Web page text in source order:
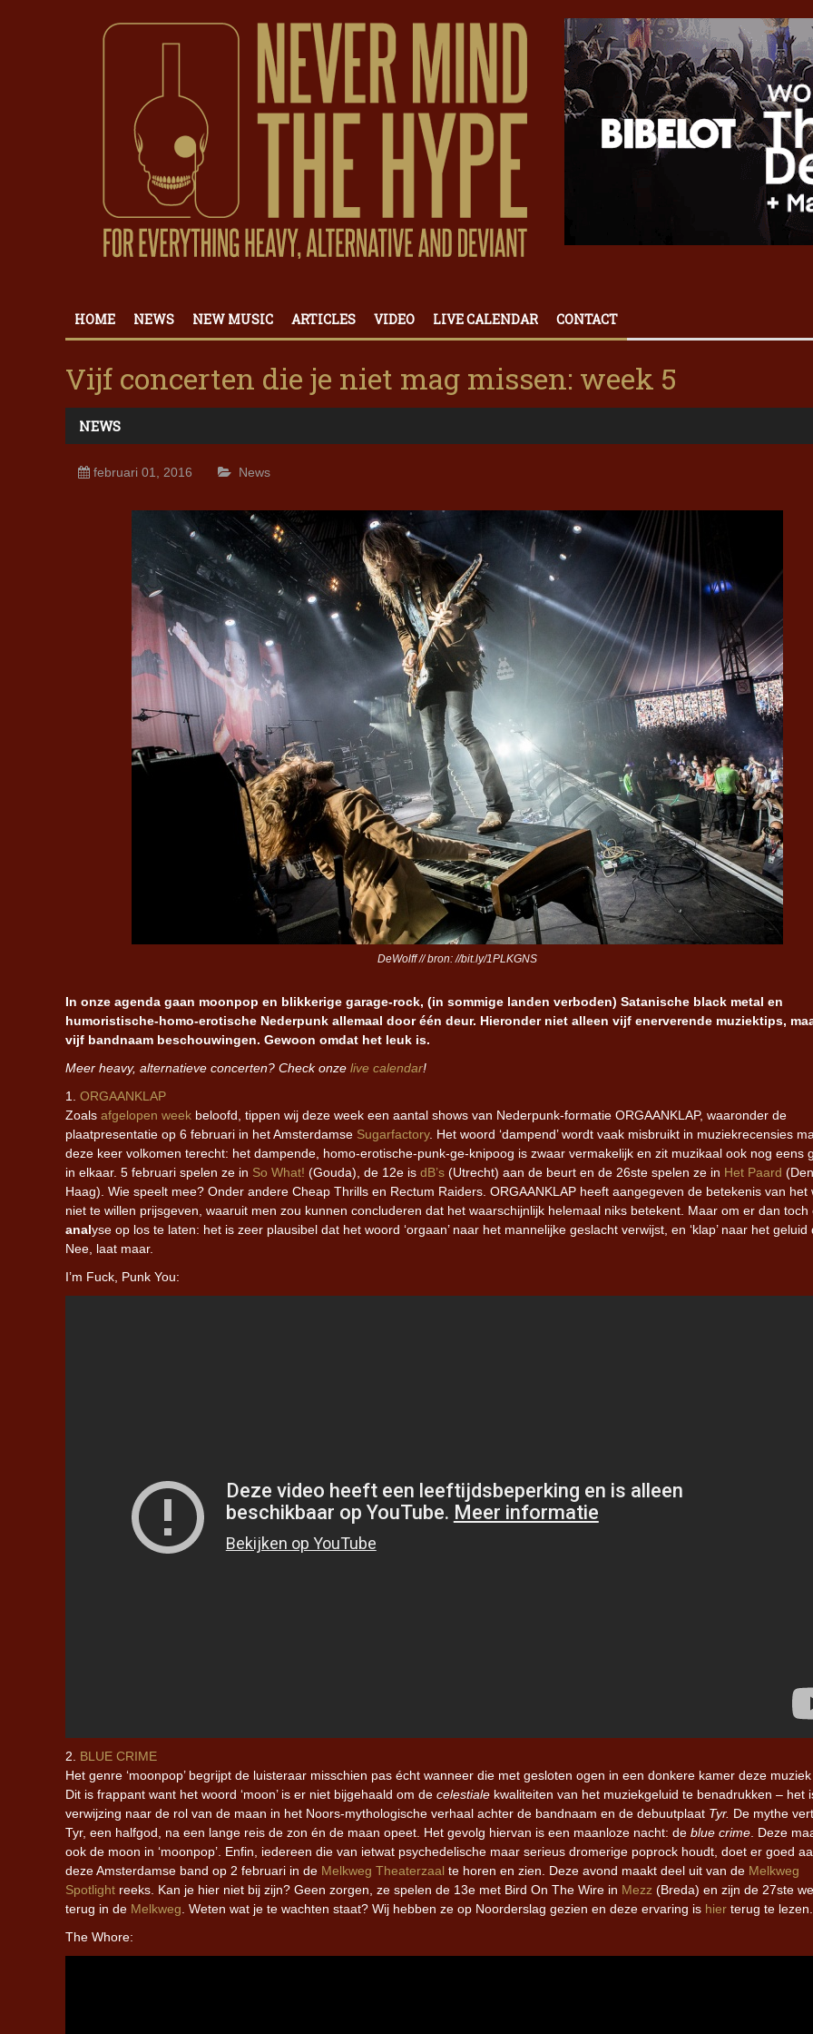
HOME NEWS NEW MUSIC ARTICLES VIDEO LIVE CALENDAR CONTACT
Vijf concerten die je niet mag missen: week 5
NEWS
februari 01, 2016 News
DeWolff // bron: //bit.ly/1PLKGNS
In onze agenda gaan moonpop en blikkerige garage-rock, (in sommige landen verboden) Satanische black metal en
humoristische-homo-erotische Nederpunk allemaal door één deur. Hieronder niet alleen vijf enerverende muziektips,
vijf bandnaam beschouwingen. Gewoon omdat het leuk is.
Meer heavy, alternatieve concerten? Check onze live calendar!
1. ORGAANKLAP
Zoals afgelopen week beloofd, tippen wij deze week een aantal shows van Nederpunk-formatie ORGAANKLAP, waaronder de
plaatpresentatie op 6 februari in het Amsterdamse Sugarfactory. Het woord ‘dampend’ wordt vaak misbruikt in muziekrecensies
deze keer volkomen terecht: het dampende, homo-erotische-punk-ge-knipoog is zwaar vermakelijk en zit muzikaal ook nog eens
in elkaar. 5 februari spelen ze in So What! (Gouda), de 12e is dB’s (Utrecht) aan de beurt en de 26ste spelen ze in Het Paard (Den
Haag). Wie speelt mee? Onder andere Cheap Thrills en Rectum Raiders. ORGAANKLAP heeft aangegeven de betekenis van het
niet te willen prijsgeven, waaruit men zou kunnen concluderen dat het waarschijnlijk helemaal niks betekent. Maar om er dan toch
analyse op los te laten: het is zeer plausibel dat het woord ‘orgaan’ naar het mannelijke geslacht verwijst, en ‘klap’ naar het
Nee, laat maar.
I’m Fuck, Punk You:
2. BLUE CRIME
Het genre ‘moonpop’ begrijpt de luisteraar misschien pas écht wanneer die met gesloten ogen in een donkere kamer deze
Dit is frappant want het woord ‘moon’ is er niet bijgehaald om de celestiale kwaliteiten van het muziekgeluid te benadrukken – het
verwijzing naar de rol van de maan in het Noors-mythologische verhaal achter de bandnaam en de debuutplaat Tyr. De mythe
Tyr, een halfgod, na een lange reis de zon én de maan opeet. Het gevolg hiervan is een maanloze nacht: de blue crime . Deze
ook de moon in ‘moonpop’. Enfin, iedereen die van ietwat psychedelische maar serieus dromerige poprock houdt, doet er goed
deze Amsterdamse band op 2 februari in de Melkweg Theaterzaal te horen en zien. Deze avond maakt deel uit van de Melkweg
Spotlight reeks. Kan je hier niet bij zijn? Geen zorgen, ze spelen de 13e met Bird On The Wire in Mezz (Breda) en zijn de 27ste
terug in de Melkweg . Weten wat je te wachten staat? Wij hebben ze op Noorderslag gezien en deze ervaring is hier terug te lezen.
The Whore:
Roll-stijl